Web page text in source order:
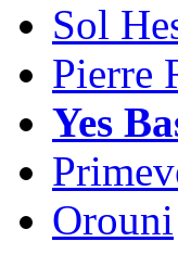
Sol
Pierre
Yes
Orouni